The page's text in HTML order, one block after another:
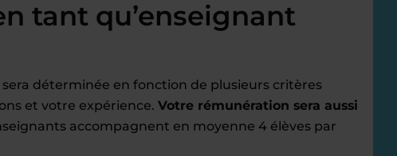
tant qu’enseignant
déterminée en fonction de plusieurs critères
et votre expérience. Votre rémunération sera aussi
accompagnent en moyenne 4 élèves par